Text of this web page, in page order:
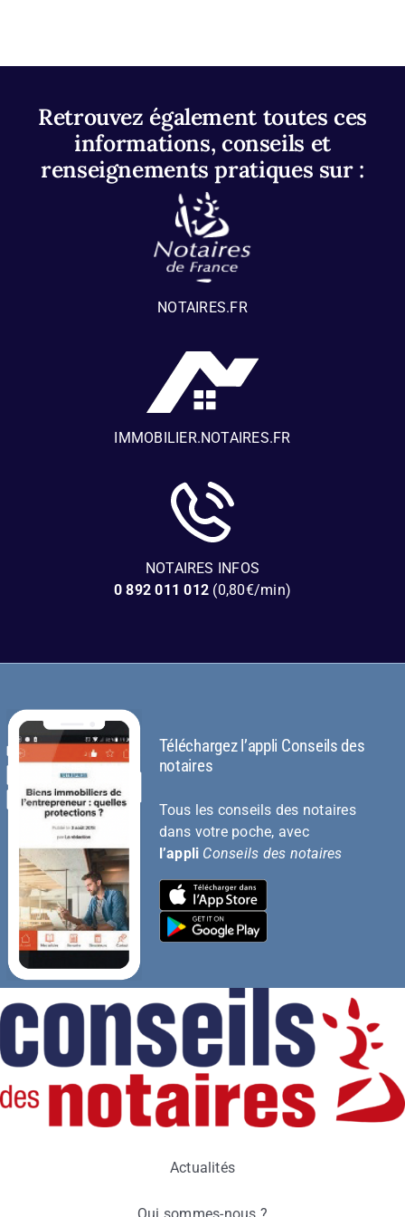
Retrouvez également toutes ces
informations, conseils et
renseignements pratiques sur :
NOTAIRES.FR
IMMOBILIER.NOTAIRES.FR
NOTAIRES INFOS
0 892 011 012 (0,80€/min)
Téléchargez l’appli Conseils des
notaires
Tous les conseils des notaires
dans votre poche, avec
l’appli Conseils des notaires
Actualités